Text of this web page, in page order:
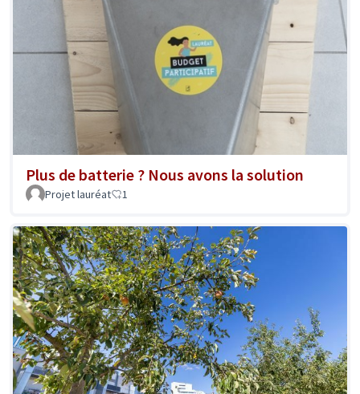
Plus de batterie ? Nous avons la solution
Projet lauréat 1